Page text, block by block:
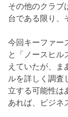
その他のクラブ
台である限り、
今回キーファー
と「ノースヒル
えていたが、ま
ルを詳しく調査
立する可能性
あれば、ビジネ